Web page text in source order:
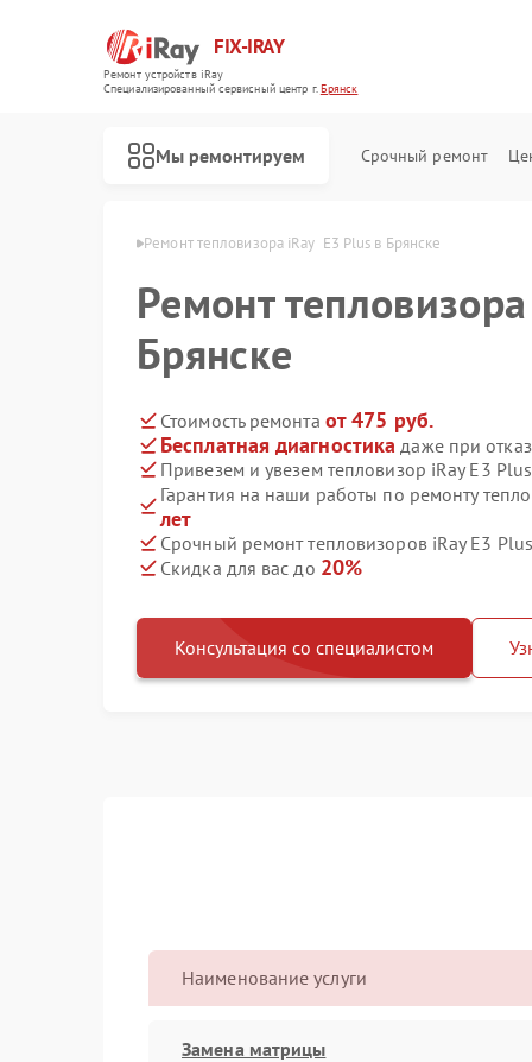
FIX-IRAY
Ремонт устройств iRay
Специализированный cервисный центр г.Брянск
Мы ремонтируем Срочный ремонт
iRay в Брянске Ремонт тепловизора iRay  E3 Plus в Брянске
Ремонт
Брянске
Стоимость ремонта от 475 руб.
Бесплатная диагностика даже при
Привезем и увезем тепловизор iRay E3
Гарантия на наши работы по ремонту
лет
Срочный ремонт тепловизоров iRay E3
Скидка для вас до 20%
Консультация со специалистом
Наименование услуги
Замена матрицы